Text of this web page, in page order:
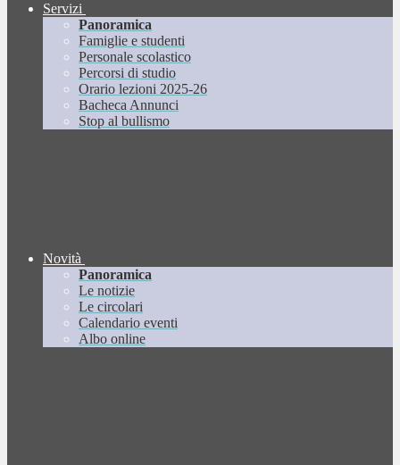
Servizi
Panoramica
Famiglie e studenti
Personale scolastico
Percorsi di studio
Orario lezioni 2025-26
Bacheca Annunci
Stop al bullismo
Novità
Panoramica
Le notizie
Le circolari
Calendario eventi
Albo online